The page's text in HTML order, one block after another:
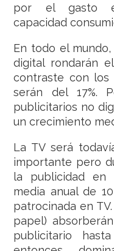
por el gasto
capacidad
En todo el
digital rondarán
contraste con los
serán del 17%.
publicitarios no
un crecimiento
La TV será
importante pero
la publicidad en
media anual de
patrocinada en
papel)
publicitario